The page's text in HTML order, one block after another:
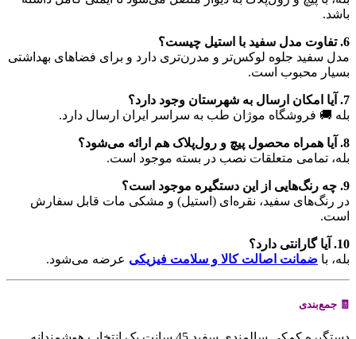
باشد.
6. تفاوت مدل سفید با استیل چیست؟
مدل سفید جلوه لوکس‌تر و مدرن‌تری دارد و برای فضاهای بهداشتی
بسیار محبوب است.
7. آیا امکان ارسال به شهرستان وجود دارد؟
بله 🚚 فروشگاه موژان طب به سراسر ایران ارسال دارد.
8. آیا همراه محصول پیچ و رول‌پلاک هم ارائه می‌شود؟
بله، تمامی متعلقات نصب در بسته موجود است.
9. چه رنگ‌هایی از این دستگیره موجود است؟
در رنگ‌های سفید، نقره‌ای (استیل) و مشکی مات قابل سفارش
است.
10. آیا گارانتی دارد؟
بله، با ضمانت اصالت کالا و سلامت فیزیکی عرضه می‌شود.
🧾 جمع‌بندی